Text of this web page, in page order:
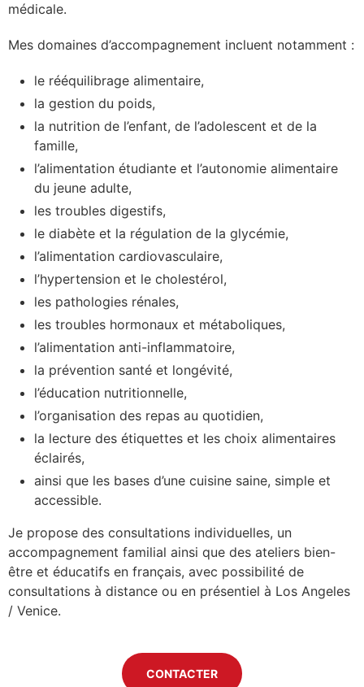
médicale.
Mes domaines d’accompagnement incluent notamment :
le rééquilibrage alimentaire,
la gestion du poids,
la nutrition de l’enfant, de l’adolescent et de la
famille,
l’alimentation étudiante et l’autonomie alimentaire
du jeune adulte,
les troubles digestifs,
le diabète et la régulation de la glycémie,
l’alimentation cardiovasculaire,
l’hypertension et le cholestérol,
les pathologies rénales,
les troubles hormonaux et métaboliques,
l’alimentation anti-inflammatoire,
la prévention santé et longévité,
l’éducation nutritionnelle,
l’organisation des repas au quotidien,
la lecture des étiquettes et les choix alimentaires
éclairés,
ainsi que les bases d’une cuisine saine, simple et
accessible.
Je propose des consultations individuelles, un
accompagnement familial ainsi que des ateliers bien-
être et éducatifs en français, avec possibilité de
consultations à distance ou en présentiel à Los Angeles
/ Venice.
CONTACTER